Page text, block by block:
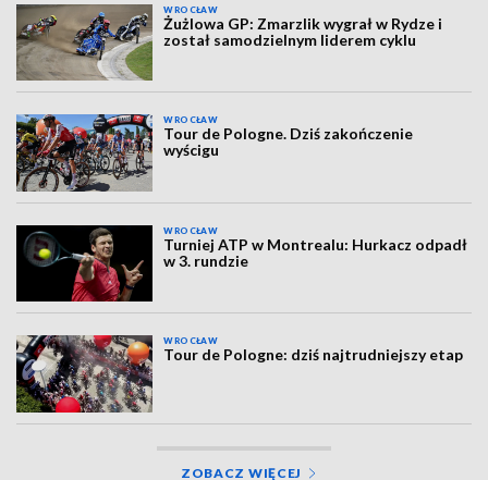
WROCŁAW
Żużlowa GP: Zmarzlik wygrał w Rydze i
został samodzielnym liderem cyklu
WROCŁAW
Tour de Pologne. Dziś zakończenie
wyścigu
WROCŁAW
Turniej ATP w Montrealu: Hurkacz odpadł
w 3. rundzie
WROCŁAW
Tour de Pologne: dziś najtrudniejszy etap
ZOBACZ WIĘCEJ